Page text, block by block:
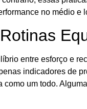
no médio e
entre esforço e
indicadores de
como um todo.